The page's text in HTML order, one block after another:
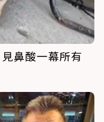
鼻酸一幕所有